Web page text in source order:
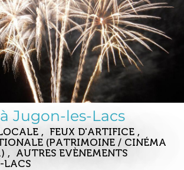
Jugon-les-Lacs
, FEUX D'ARTIFICE ,
(PATRIMOINE / CINÉMA
, AUTRES EVÈNEMENTS
LACS